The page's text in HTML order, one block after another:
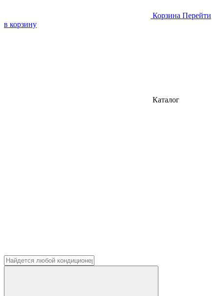
Корзина Перейти
в корзину
Каталог